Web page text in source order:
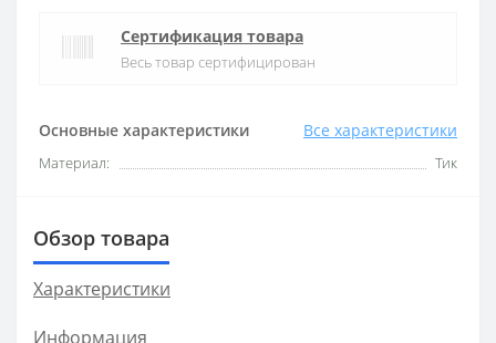
Основные характеристики Все характеристики
Материал: Тик
Сертификация товара
Весь товар сертифицирован
Обзор товара
Характеристики
Информация